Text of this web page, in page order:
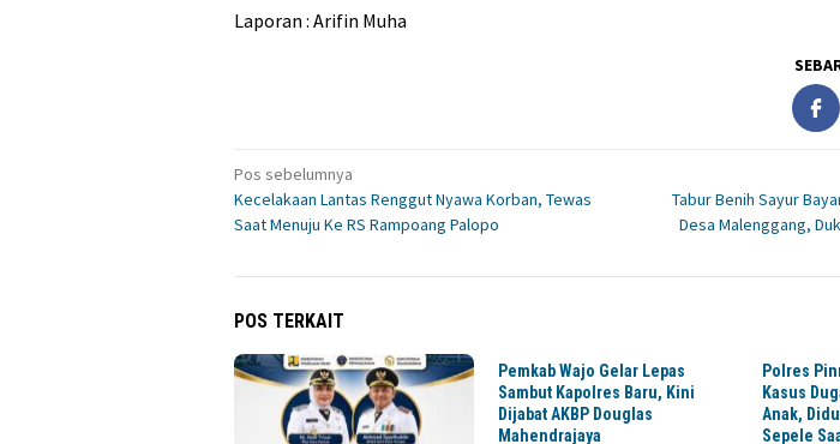
Laporan : Arifin Muha
Navigasi
pos
Pos sebelumnya
Kecelakaan Lantas Renggut Nyawa Korban, Tewas
Saat Menuju Ke RS Rampoang Palopo
Tabur Benih Sayur
Desa Malenggang,
POS TERKAIT
Pemkab Wajo Gelar Lepas
Sambut Kapolres Baru, Kini
Dijabat AKBP Douglas
Mahendrajaya
Polres
Kasus
Anak,
Sepele